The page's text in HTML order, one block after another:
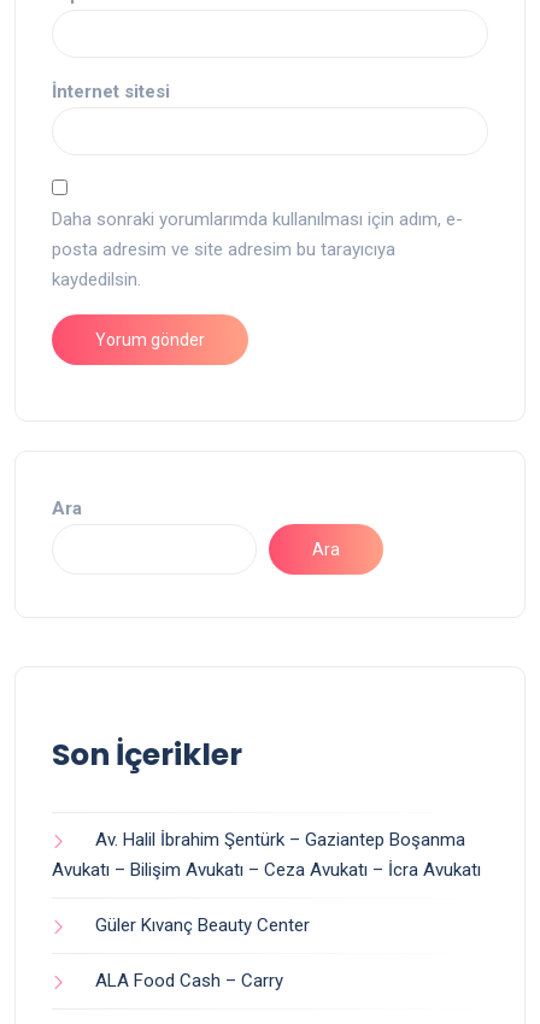
İnternet sitesi
Daha sonraki yorumlarımda kullanılması için adım, e-
posta adresim ve site adresim bu tarayıcıya
kaydedilsin.
Ara
Ara
Son İçerikler
Av. Halil İbrahim Şentürk – Gaziantep Boşanma
Avukatı – Bilişim Avukatı – Ceza Avukatı – İcra Avukatı
Güler Kıvanç Beauty Center
ALA Food Cash – Carry